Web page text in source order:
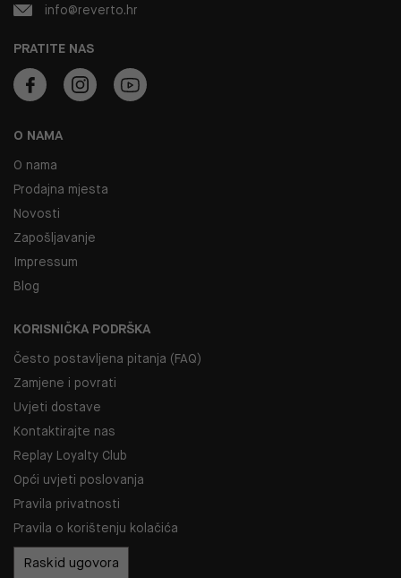
O NAMA
O nama
Prodajna mjesta
Novosti
Zapošljavanje
Impressum
Blog
KORISNIČKA PODRŠKA
Često postavljena pitanja (FAQ)
Zamjene i povrati
Uvjeti dostave
Kontaktirajte nas
Replay Loyalty Club
Opći uvjeti poslovanja
Pravila privatnosti
Pravila o korištenju kolačića
Raskid ugovora
PRATITE NAS
info@reverto.hr